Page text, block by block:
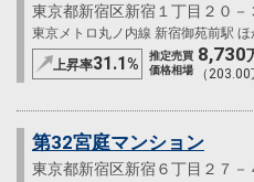
東京都新宿区新宿１丁目２０－
東京メトロ丸ノ内線 新宿御苑前駅
上昇率31.1%
推定売買
価格相場
8,730
（
第32宮庭マンション
東京都新宿区新宿６丁目２７－